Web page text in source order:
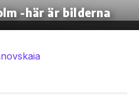
-här är bilderna